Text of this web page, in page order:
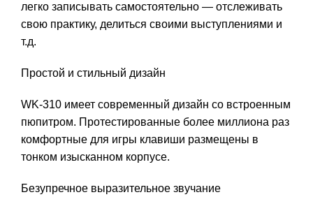
легко записывать самостоятельно — отслеживать
свою практику, делиться своими выступлениями и
т.д.
Простой и стильный дизайн
WK-310 имеет современный дизайн со встроенным
пюпитром. Протестированные более миллиона раз
комфортные для игры клавиши размещены в
тонком изысканном корпусе.
Безупречное выразительное звучание